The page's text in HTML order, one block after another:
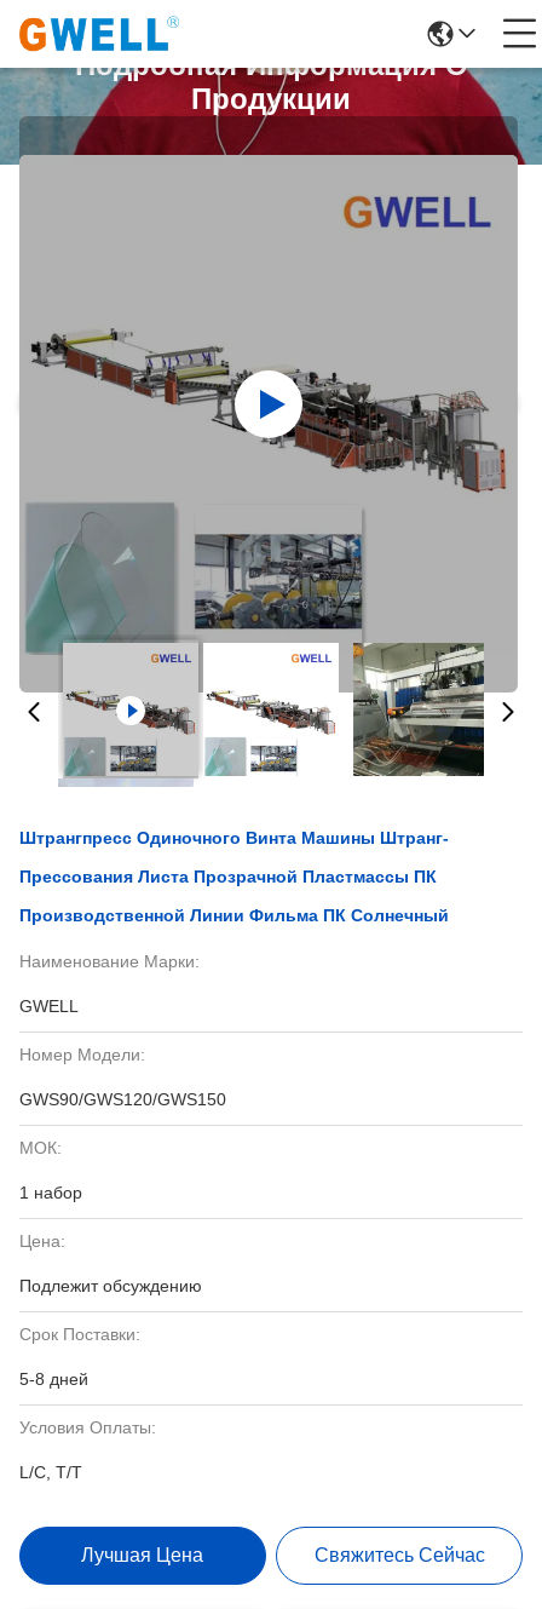
Подробная Информация О
Продукции
Штрангпресс Одиночного Винта Машины Штранг-
Прессования Листа Прозрачной Пластмассы ПК
Производственной Линии Фильма ПК Солнечный
Наименование Марки:
GWELL
Номер Модели:
GWS90/GWS120/GWS150
МОК:
1 набор
Цена:
Подлежит обсуждению
Срок Поставки:
5-8 дней
Условия Оплаты:
L/C, T/T
Лучшая Цена Свяжитесь Сейчас